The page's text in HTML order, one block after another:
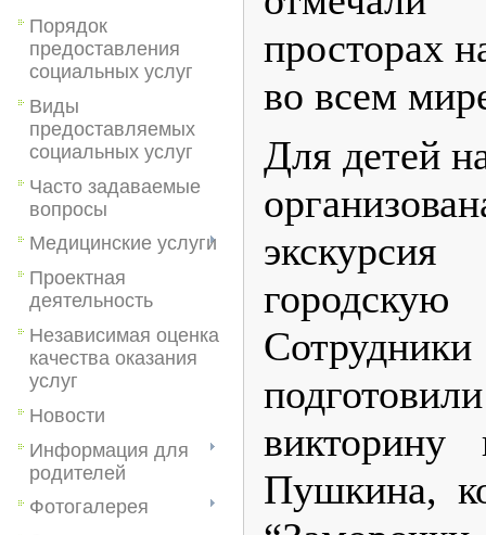
Порядок
предоставления
социальных услуг
Виды
предоставляемых
социальных услуг
Часто задаваемые
вопросы
Медицинские услуги
Проектная
деятельность
Независимая оценка
качества оказания
услуг
Новости
Информация для
родителей
Фотогалерея
просторах
во всем
Для детей
Пушкина,